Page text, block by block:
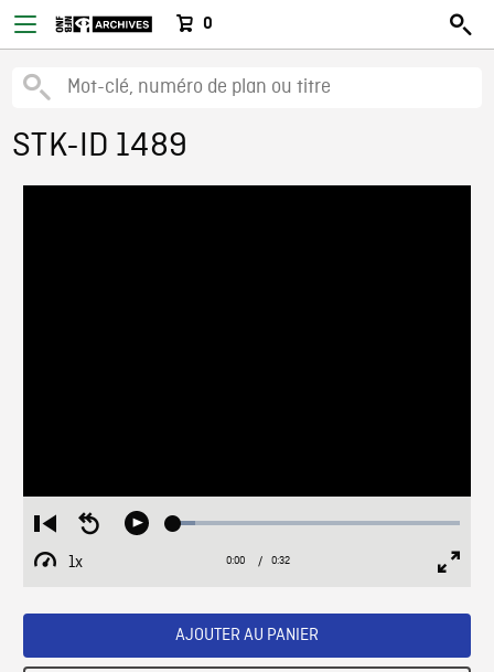
0
STK-ID 1489
Restart
from
beginning
Seek
Play Loaded:
1x
Playback
Current
0:00 / Duration
0:32
AJOUTER AU PANIER